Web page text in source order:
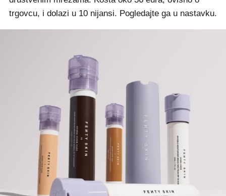
trgovcu, i dolazi u 10 nijansi. Pogledajte ga u nastavku.